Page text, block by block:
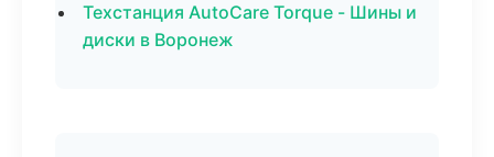
Техстанция AutoCare Torque - Шины и
диски в Воронеж